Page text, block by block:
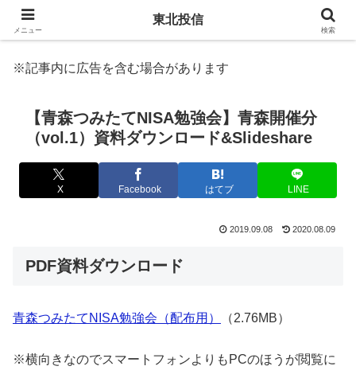
※記事内に広告を含む場合があります
【青森つみたてNISA勉強会】青森開催分
（vol.1）資料ダウンロード&Slideshare
X Facebook はてブ LINE
2019.09.08 2020.08.09
PDF資料ダウンロード
青森つみたてNISA勉強会（配布用） （2.76MB）
※横向きなのでスマートフォンよりもPCのほうが閲覧に
メニュー
東北投信
検索